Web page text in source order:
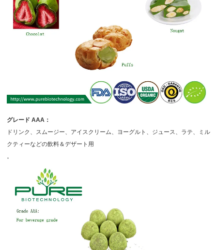
グレード AAA：
ドリンク、スムージー、アイスクリーム、ヨーグルト、ジュース、ラテ、ミル
クティーなどの飲料＆デザート用
。